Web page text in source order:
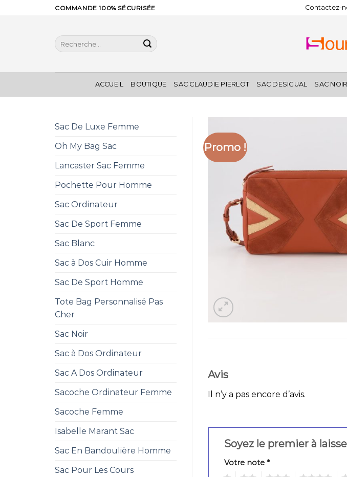
COMMANDE 100% SÉCURISÉE Contactez-
Recherche
pour :
ACCUEIL BOUTIQUE SAC CLAUDIE PIERLOT SAC DESIGUAL SAC
Sac De Luxe Femme
Oh My Bag Sac
Lancaster Sac Femme
Pochette Pour Homme
Sac Ordinateur
Sac De Sport Femme
Sac Blanc
Sac à Dos Cuir Homme
Sac De Sport Homme
Tote Bag Personnalisé Pas
Cher
Sac Noir
Sac à Dos Ordinateur
Sac A Dos Ordinateur
Sacoche Ordinateur Femme
Sacoche Femme
Isabelle Marant Sac
Sac En Bandoulière Homme
Sac Pour Les Cours
Promo !
Avis
Il n’y a pas encore d’avis.
Soyez le premier à
Votre note *